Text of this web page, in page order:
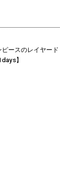
ースのレイヤード
】